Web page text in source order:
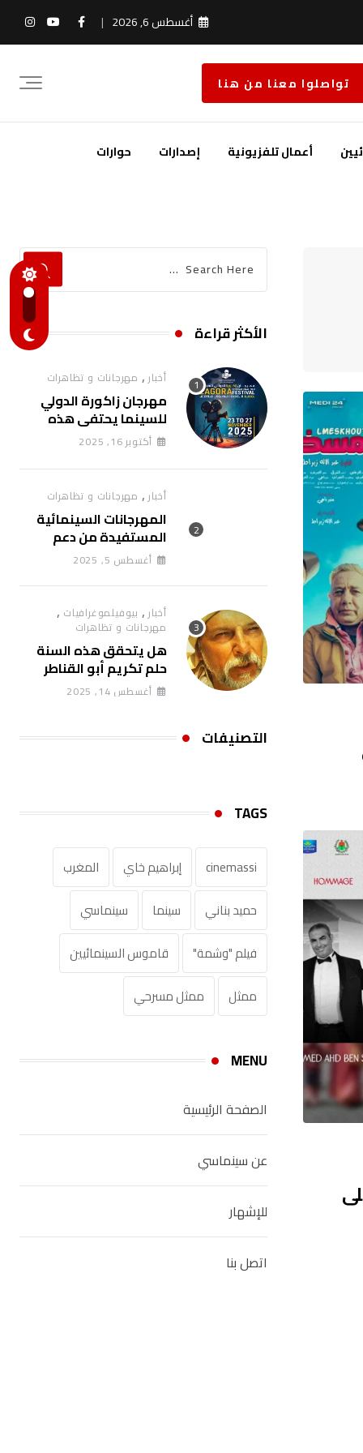
أغسطس 6, 2026
تواصلوا معنا من هنا
أعمال تلفزيونية إصدارات حوارات
الأكثر قراءة
أخبار , مهرجانات و تظاهرات
مهرجان زاكورة الدولي
للسينما يحتفي هذه
السنة بسينما إسبانيا
والبرتغال
أكتوبر 16, 2025
أخبار , مهرجانات و تظاهرات
المهرجانات السينمائية
المستفيدة من دعم
التنظيم برسم الدورة
الثانية لسنة 2025
أغسطس 5, 2025
أخبار , بيوفيلموغرافيات ,
مهرجانات و تظاهرات
هل يتحقق هذه السنة
حلم تكريم أبو القناطر
بأحد أكبر مهرجانات
السينما بالمغرب؟
أغسطس 14, 2025
التصنيفات
TAGS
cinemassi إبراهيم خاي
المغرب
حميد بناني
سينما
سينماسي
فيلم "وشمة"
قاموس السينمائيين‎
ممثل
ممثل مسرحي
MENU
الصفحة الرئيسية
عن سينماسي
للإشهار
اتصل بنا